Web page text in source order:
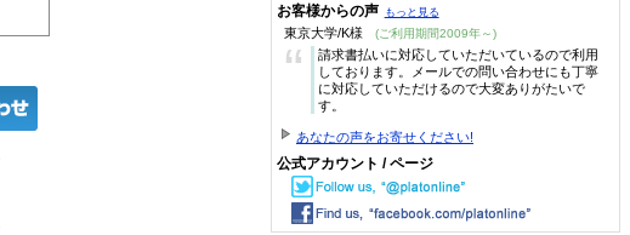
お客様からの声 もっと見る
東京大学/K様 (ご利用期間2009年～)
“
請求書払いに対応していただいているので利用
しております。メールでの問い合わせにも丁寧
に対応していただけるので大変ありがたいで
す。
あなたの声をお寄せください!
公式アカウント / ページ